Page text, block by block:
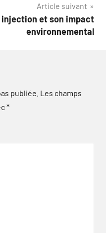
Article suivant
injection et son impact
environnemental
publiée. Les champs
*